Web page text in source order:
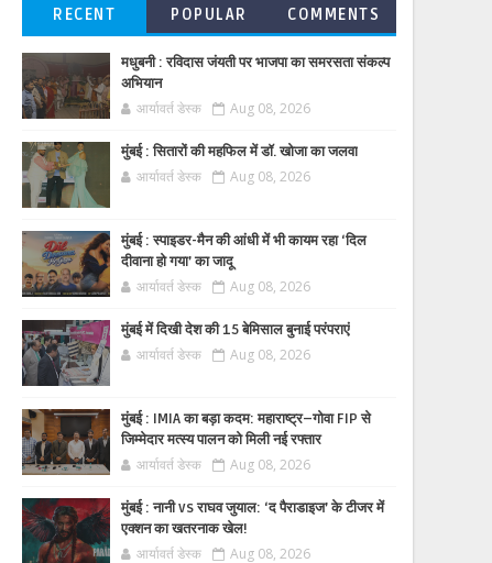
RECENT POPULAR COMMENTS
मधुबनी : रविदास जंयती पर भाजपा का समरसता संकल्प
अभियान
आर्यावर्त डेस्क Aug 08, 2026
मुंबई : सितारों की महफिल में डॉ. खोजा का जलवा
आर्यावर्त डेस्क Aug 08, 2026
मुंबई : स्पाइडर-मैन की आंधी में भी कायम रहा ‘दिल
दीवाना हो गया’ का जादू
आर्यावर्त डेस्क Aug 08, 2026
मुंबई में दिखी देश की 15 बेमिसाल बुनाई परंपराएं
आर्यावर्त डेस्क Aug 08, 2026
मुंबई : IMIA का बड़ा कदम: महाराष्ट्र–गोवा FIP से
जिम्मेदार मत्स्य पालन को मिली नई रफ्तार
आर्यावर्त डेस्क Aug 08, 2026
मुंबई : नानी vs राघव जुयाल: ‘द पैराडाइज’ के टीजर में
एक्शन का खतरनाक खेल!
आर्यावर्त डेस्क Aug 08, 2026